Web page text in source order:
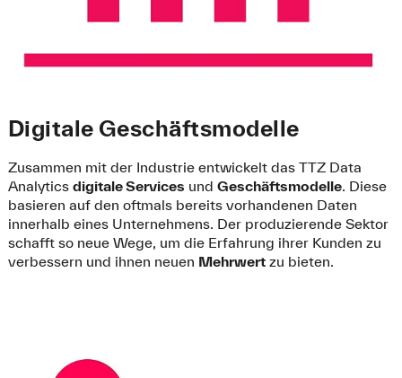
Digitale Geschäftsmodelle
Zusammen mit der Industrie entwickelt das TTZ Data
Analytics digitale Services und Geschäftsmodelle. Diese
basieren auf den oftmals bereits vorhandenen Daten
innerhalb eines Unternehmens. Der produzierende Sektor
schafft so neue Wege, um die Erfahrung ihrer Kunden zu
verbessern und ihnen neuen Mehrwertzu bieten.